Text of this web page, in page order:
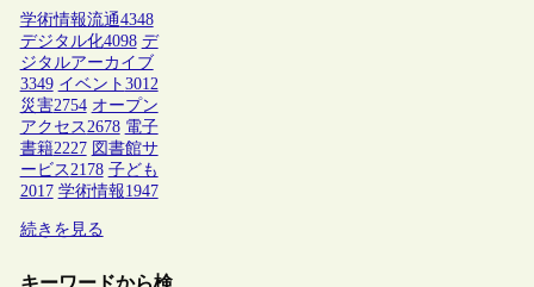
学術情報流通4348
デジタル化4098 デ
ジタルアーカイブ
3349 イベント 3012
災害2754 オープン
アクセス2678 電子
書籍2227 図書館サ
ービス2178 子ども
2017 学術情報1947
続きを見る